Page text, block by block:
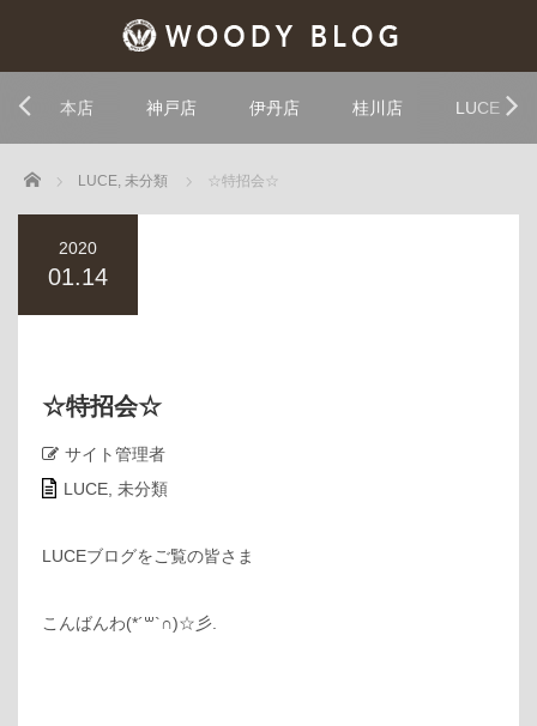
本店 神戸店 伊丹店 桂川店 LUCE
Home LUCE, 未分類 ☆特招会☆
2020
01.14
☆特招会☆
サイト管理者
LUCE 未分類
LUCEブログをご覧の皆さま
こんばんわ‪(*´꒳`∩)‬☆彡.